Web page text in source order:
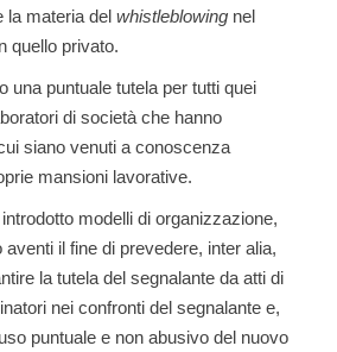
la materia delwhistleblowing nel
quello privato.
una puntuale tutela per tutti quei
di società che hanno
siano venuti a conoscenza
mansioni lavorative.
modelli di organizzazione,
il fine di prevedere, inter alia,
la tutela del segnalante da atti di
nei confronti del segnalante e,
puntuale e non abusivo del nuovo